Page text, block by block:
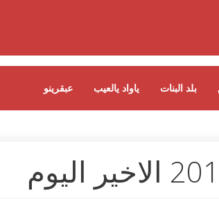
عبقرينو ياواد يالعيب بلد البنات